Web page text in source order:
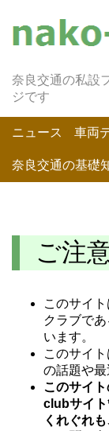
奈良交通の私設
ジです
ニュース 車両
奈良交通の基礎
ご注
このサイ
クラブで
います。
このサイ
の話題や最
このサイ
clubサイト
くれぐれ